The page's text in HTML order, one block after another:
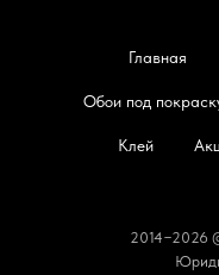
Главная
Обои под
Клей
2014−2026